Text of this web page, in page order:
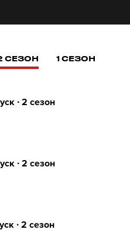
СЕЗОН 1 СЕЗОН
∙ 2 сезон
∙ 2 сезон
∙ 2 сезон